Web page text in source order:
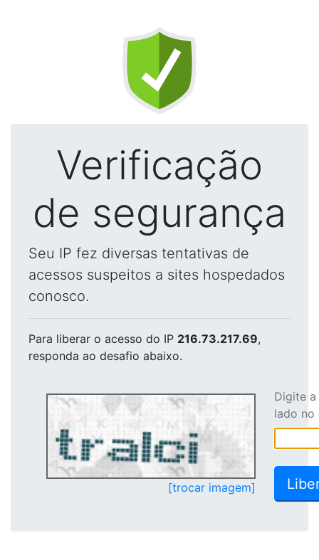
Verificação
de segurança
Seu IP fez diversas tentativas de
acessos suspeitos a sites hospedados
conosco.
Para liberar o acesso do IP 216.73.217.69,
responda ao desafio abaixo.
[trocar imagem]
Digite
lado no